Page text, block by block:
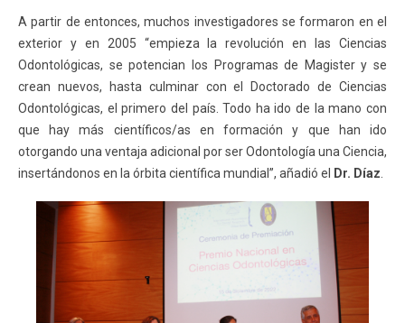
A partir de entonces, muchos investigadores se formaron en el
exterior y en 2005 “empieza la revolución en las Ciencias
Odontológicas, se potencian los Programas de Magister y se
crean nuevos, hasta culminar con el Doctorado de Ciencias
Odontológicas, el primero del país. Todo ha ido de la mano con
que hay más científicos/as en formación y que han ido
otorgando una ventaja adicional por ser Odontología una Ciencia,
insertándonos en la órbita científica mundial”, añadió el
Dr. Díaz